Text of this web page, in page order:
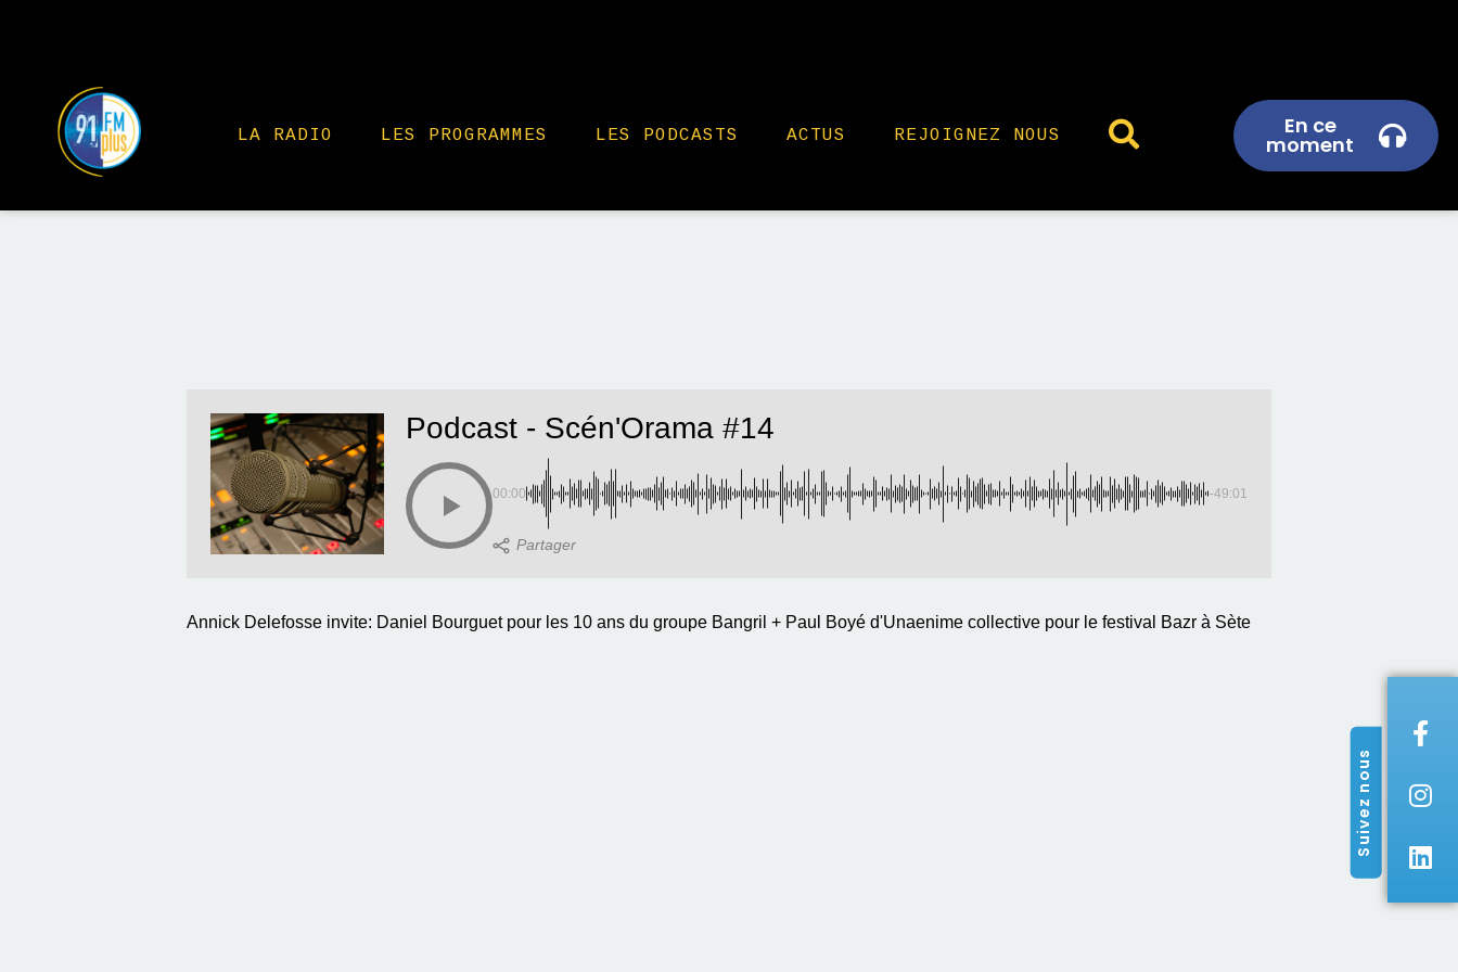
LA RADIO LES PROGRAMMES LES PODCASTS ACTUS REJOIGNEZ NOUS En ce
moment
Suivez nous
Podcast - Scén'Orama #14
00:00 -49:01
Annick Delefosse invite: Daniel Bourguet pour les 10 ans du groupe Bangril + Paul Boyé d'Unaenime collective pour le festival Bazr à Sète